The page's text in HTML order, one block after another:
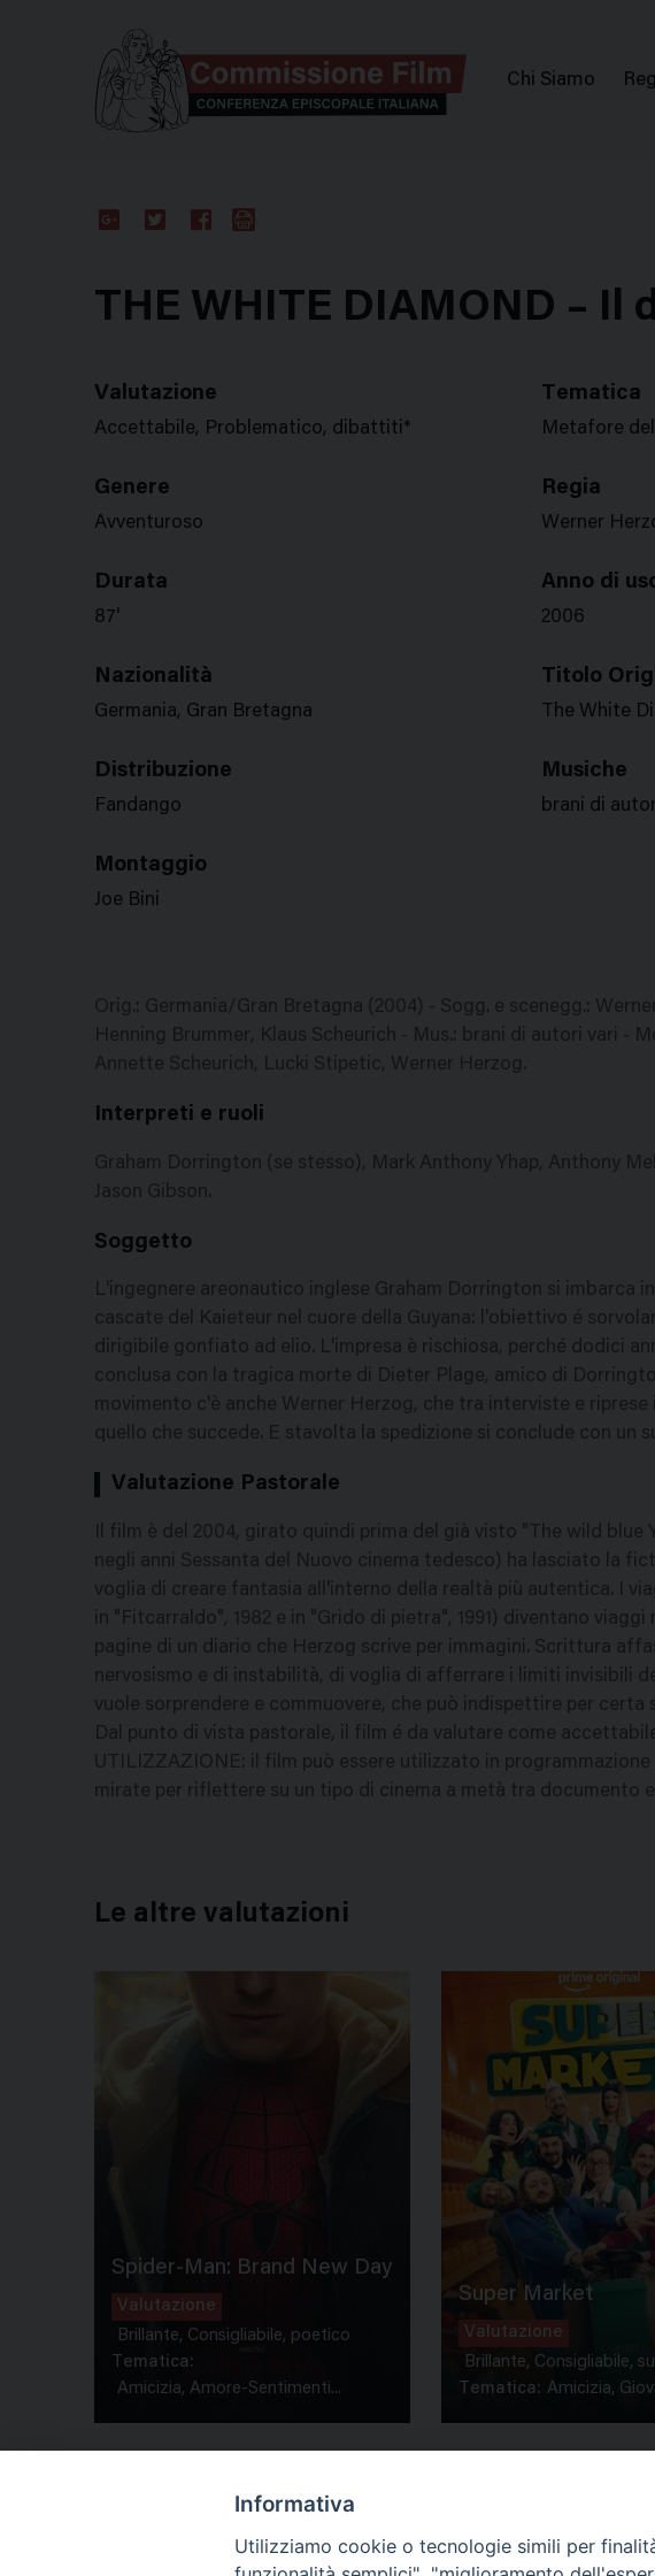
Menu
Chi Siamo
THE WHITE DIAMOND – Il
Valutazione
Accettabile, Problematico, dibattiti*
Tematica
Metafore
Genere
Avventuroso
Regia
Werner
Durata
87'
Anno di
2006
Nazionalità
Germania, Gran Bretagna
Titolo
The White
Distribuzione
Fandango
Musiche
brani di
Montaggio
Joe Bini
Orig.: Germania/Gran Bretagna (2004) - Sogg. e scenegg.:
Henning Brummer, Klaus Scheurich - Mus.: brani di autori vari -
Annette Scheurich, Lucki Stipetic, Werner Herzog.
Interpreti e ruoli
Graham Dorrington (se stesso), Mark Anthony Yhap, Anthony
Jason Gibson.
Soggetto
L'ingegnere areonautico inglese Graham Dorrington si imbarca
cascate del Kaieteur nel cuore della Guyana: l'obiettivo é
dirigibile gonfiato ad elio. L'impresa è rischiosa, perché dodici
conclusa con la tragica morte di Dieter Plage, amico di
movimento c'è anche Werner Herzog, che tra interviste e riprese
quello che succede. E stavolta la spedizione si conclude con un
Valutazione Pastorale
Il film è del 2004, girato quindi prima del già visto "The wild blue
negli anni Sessanta del Nuovo cinema tedesco) ha lasciato la
voglia di creare fantasia all'interno della realtà più autentica. I
in "Fitcarraldo", 1982 e in "Grido di pietra", 1991) diventano
pagine di un diario che Herzog scrive per immagini. Scrittura
nervosismo e di instabilità, di voglia di afferrare i limiti invisibili
vuole sorprendere e commuovere, che può indispettire per
Dal punto di vista pastorale, il film é da valutare come
UTILIZZAZIONE: il film può essere utilizzato in
mirate per riflettere su un tipo di cinema a metà tra documento
Le altre valutazioni
Spider-Man: Brand New Day
Valutazione
Brillante, Consigliabile, poetico
Tematica:
Amicizia, Amore-Sentimenti...
Super Market
Valutazione
Brillante, Consigliabile,
Tematica: Amicizia,
Informativa
Utilizziamo cookie o tecnologie simili per